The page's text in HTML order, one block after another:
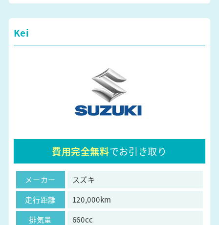
Kei
費用完全無料でお引き取り
メーカー
スズキ
走行距離
120,000km
排気量
660cc